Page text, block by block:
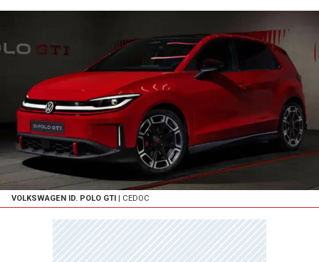
VOLKSWAGEN ID. POLO GTI | CEDOC